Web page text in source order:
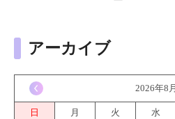
アーカイブ
2026年8月
日 月 火 水